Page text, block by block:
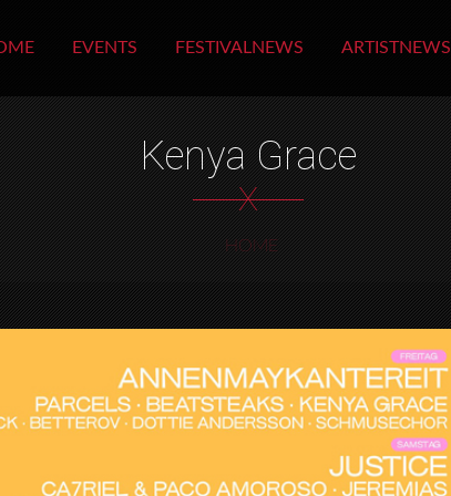
EVENTS FESTIVALNEWS ARTISTNEWS
Kenya Grace
X
HOME